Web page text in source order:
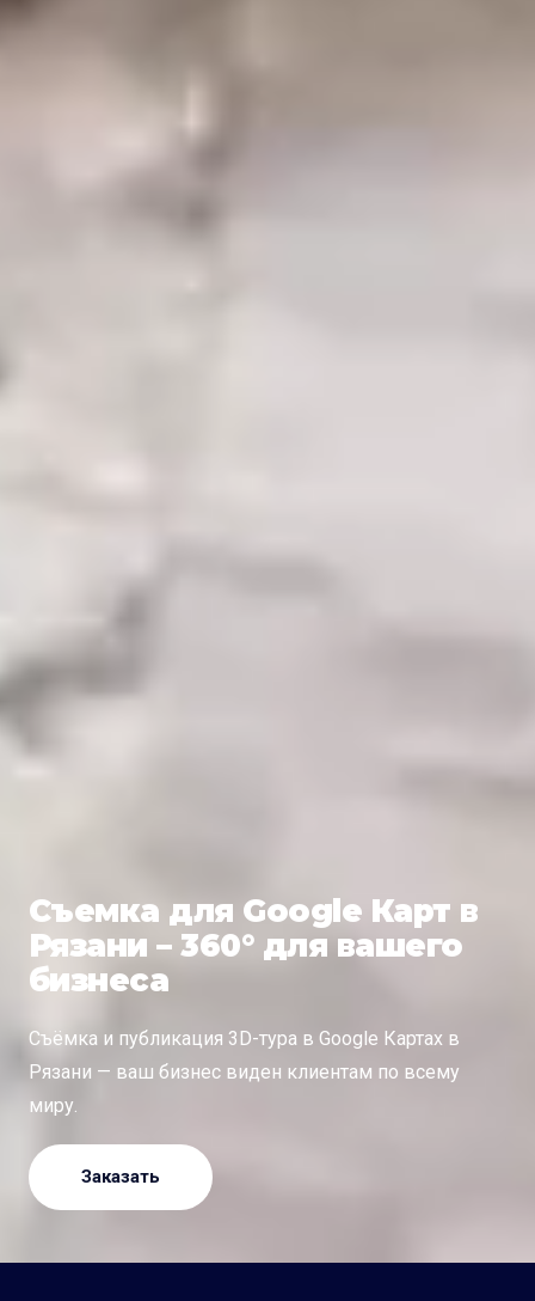
Съемка для Google Карт в
Рязани – 360° для вашего
бизнеса
Съёмка и публикация 3D-тура в Google Картах в
Рязани — ваш бизнес виден клиентам по всему
миру.
Заказать